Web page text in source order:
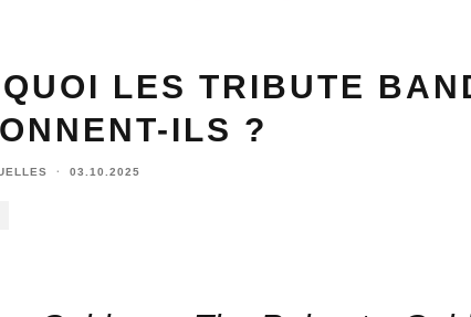
LES TRIBUTE
ILS ?
· 03.10.2025